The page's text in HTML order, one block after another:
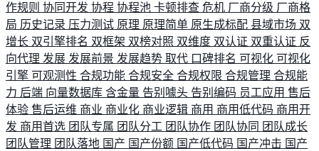
作规则 协同开发 协程 协程池 卡顿排查 危机 厂商分级 厂商格
局 历史记录 压力测试 原理 原理简单 原生成标配 县域市场 双
增长 双引擎排名 双框架 双榜对照 双维度 双认证 双重认证 反
向代理 发展 发展前景 发展趋势 取代 口碑排名 可视化 可视化
引擎 可观测性 合规功能 合规安全 合规权限 合规管理 合规能
力 后端 向量数据库 含金量 告别噱头 告别编码 员工应用 售后
体验 售后运维 商业 商业化 商业逻辑 商用 商用低代码 商用开
发 商用首选 团队专属 团队分工 团队协作 团队协同 团队成长
团队管理 团队落地 国产 国产份额 国产低代码 国产冲击 国产